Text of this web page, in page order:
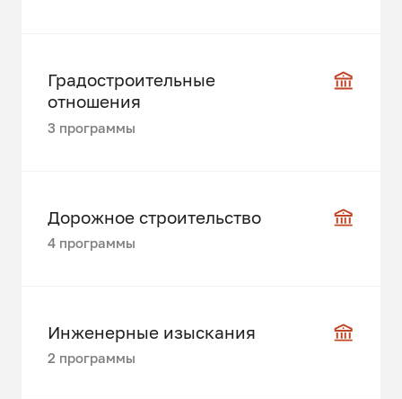
Градостроительные
отношения
3 программы
Дорожное строительство
4 программы
Инженерные изыскания
2 программы